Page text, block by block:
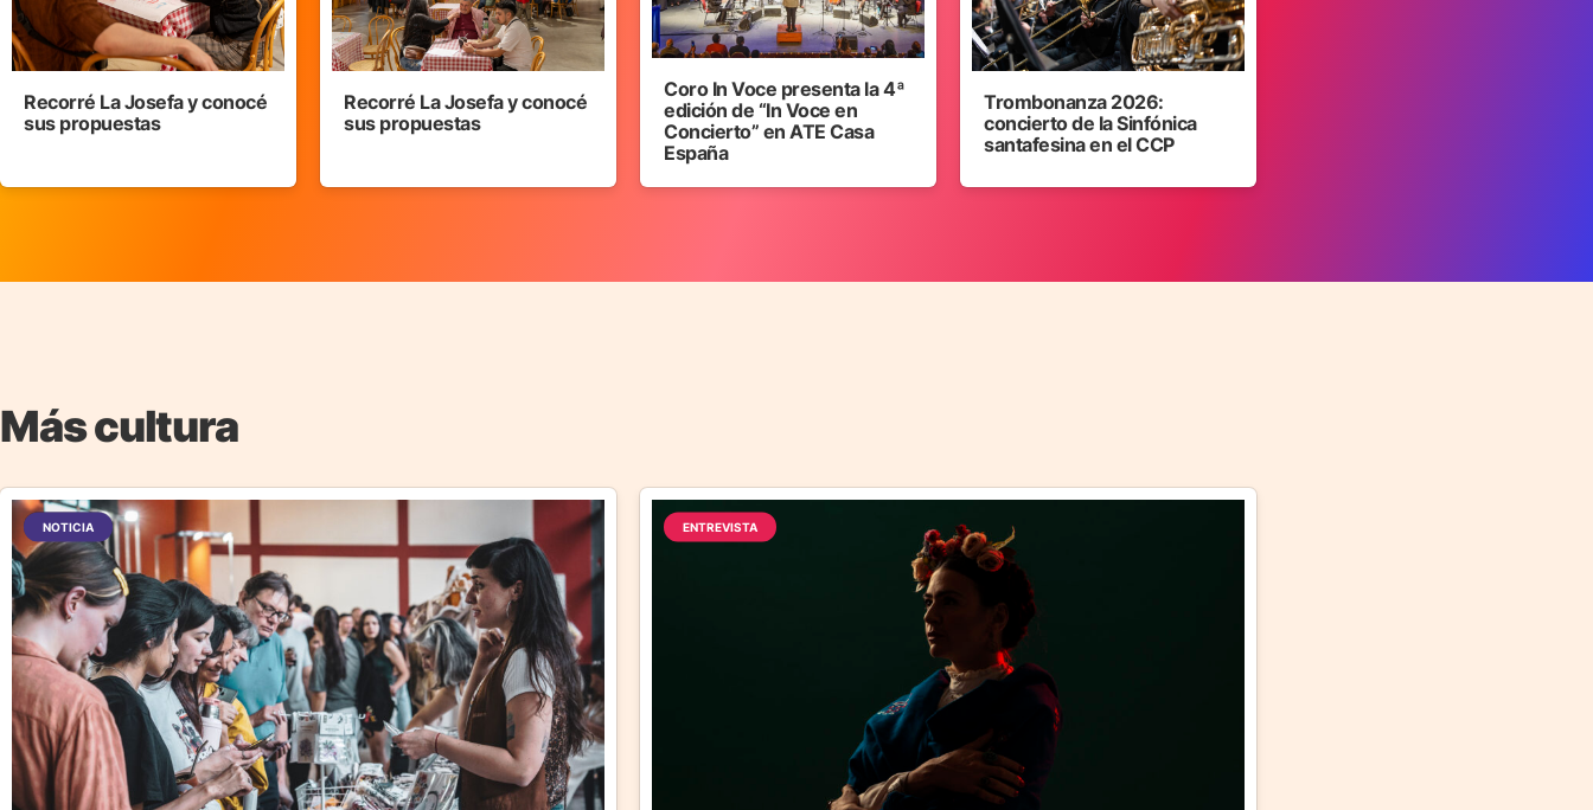
Recorré La Josefa y conocé
sus propuestas
Recorré La Josefa y conocé
sus propuestas
Coro In Voce presenta la 4ª
edición de “In Voce en
Concierto” en ATE Casa
España
Trombonanza 2026:
concierto de la Sinfónica
santafesina en el CCP
Más cultura
NOTICIA ENTREVISTA